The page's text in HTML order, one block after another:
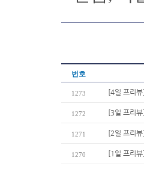
번호
1273 [4일 프리
1272 [3일 프리
1271 [2일 프리
1270 [1일 프리